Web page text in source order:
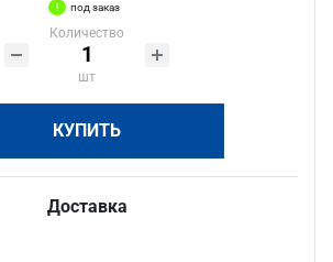
под заказ
Количество
шт
КУПИТЬ
Доставка